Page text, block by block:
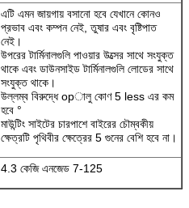
এটি এমন জায়গায় বসানো হবে যেখানে কোনও
প্রভাব এবং কম্পন নেই, তুষার এবং বৃষ্টিপাত
নেই।
উপরের টার্মিনালগুলি পাওয়ার উত্সের সাথে সংযুক্ত
থাকে এবং ডাউনসাইড টার্মিনালগুলি লোডের সাথে
সংযুক্ত থাকে।
উল্লম্ব বিরুদ্ধে opালু কোণ 5 less এর কম
হবে °
মাউন্টিং সাইটের চারপাশে বাইরের চৌম্বকীয়
ক্ষেত্রটি পৃথিবীর ক্ষেত্রের 5 গুনের বেশি হবে না।
4.3 কেজি এনজেড 7-125